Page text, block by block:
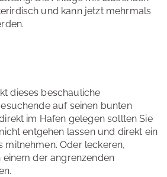
und kann jetzt mehrmals
dieses beschauliche
auf seinen bunten
im Hafen gelegen sollten Sie
entgehen lassen und direkt ein
mitnehmen. Oder leckeren,
einem der angrenzenden